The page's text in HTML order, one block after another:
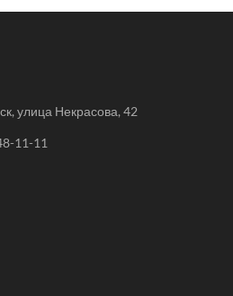
улица Некрасова, 42
11-11